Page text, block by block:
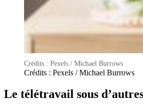
Crédits : Pexels / Michael Burrows
Crédits : Pexels / Michael Burrows
Le télétravail sous